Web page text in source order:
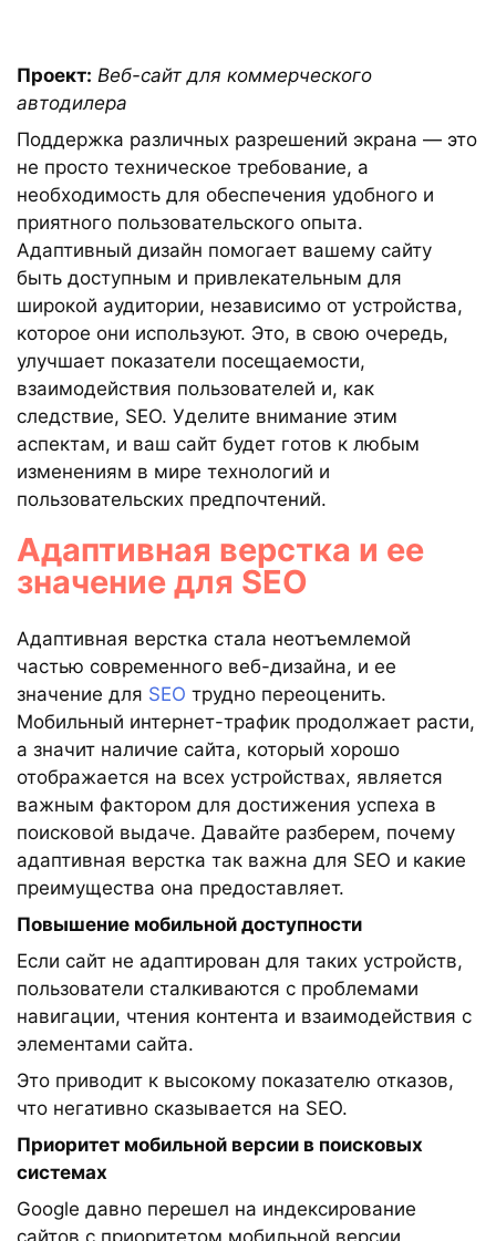
Проект: Веб-сайт для коммерческого
автодилера
Поддержка различных разрешений экрана — это
не просто техническое требование, а
необходимость для обеспечения удобного и
приятного пользовательского опыта.
Адаптивный дизайн помогает вашему сайту
быть доступным и привлекательным для
широкой аудитории, независимо от устройства,
которое они используют. Это, в свою очередь,
улучшает показатели посещаемости,
взаимодействия пользователей и, как
следствие, SEO. Уделите внимание этим
аспектам, и ваш сайт будет готов к любым
изменениям в мире технологий и
пользовательских предпочтений.
Адаптивная верстка и ее
значение для SEO
Адаптивная верстка стала неотъемлемой
частью современного веб-дизайна, и ее
значение для SEO трудно переоценить.
Мобильный интернет-трафик продолжает расти,
а значит наличие сайта, который хорошо
отображается на всех устройствах, является
важным фактором для достижения успеха в
поисковой выдаче. Давайте разберем, почему
адаптивная верстка так важна для SEO и какие
преимущества она предоставляет.
Повышение мобильной доступности
Если сайт не адаптирован для таких устройств,
пользователи сталкиваются с проблемами
навигации, чтения контента и взаимодействия с
элементами сайта.
Это приводит к высокому показателю отказов,
что негативно сказывается на SEO.
Приоритет мобильной версии в поисковых
системах
Google давно перешел на индексирование
сайтов с приоритетом мобильной версии